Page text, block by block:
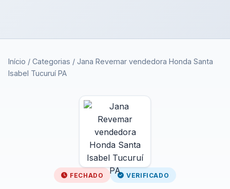
Início / Categorias / Jana Revemar vendedora Honda Santa
Isabel Tucuruí PA
FECHADO VERIFICADO